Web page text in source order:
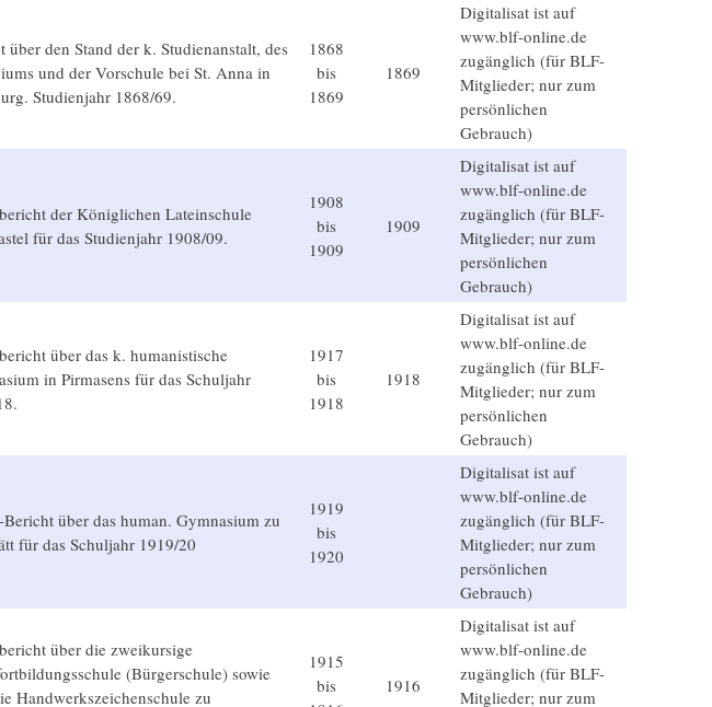
über den Stand der k. Studienanstalt, des
und der Vorschule bei St. Anna in
Studienjahr 1868/69.
1868
bis
1869
1869
Digitalisat ist auf
www.blf-online.de
zugänglich (für BLF-
Mitglieder; nur zum
persönlichen
Gebrauch)
der Königlichen Lateinschule
für das Studienjahr 1908/09.
1908
bis
1909
1909
Digitalisat ist auf
www.blf-online.de
zugänglich (für BLF-
Mitglieder; nur zum
persönlichen
Gebrauch)
über das k. humanistische
in Pirmasens für das Schuljahr
1917
bis
1918
1918
Digitalisat ist auf
www.blf-online.de
zugänglich (für BLF-
Mitglieder; nur zum
persönlichen
Gebrauch)
Bericht über das human. Gymnasium zu
für das Schuljahr 1919/20
1919
bis
1920
Digitalisat ist auf
www.blf-online.de
zugänglich (für BLF-
Mitglieder; nur zum
persönlichen
Gebrauch)
über die zweikursige
(Bürgerschule) sowie
Handwerkszeichenschule zu
1915
bis
1916
Digitalisat ist auf
www.blf-online.de
zugänglich (für BLF-
Mitglieder; nur zum